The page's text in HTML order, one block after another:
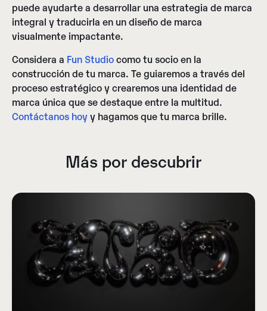
puede ayudarte a desarrollar una estrategia de marca
integral y traducirla en un diseño de marca
visualmente impactante.
Considera a Fun Studiocomo tu socio en la
construcción de tu marca. Te guiaremos a través del
proceso estratégico y crearemos una identidad de
marca única que se destaque entre la multitud.
Contáctanos hoyy hagamos que tu marca brille.
Más por descubrir